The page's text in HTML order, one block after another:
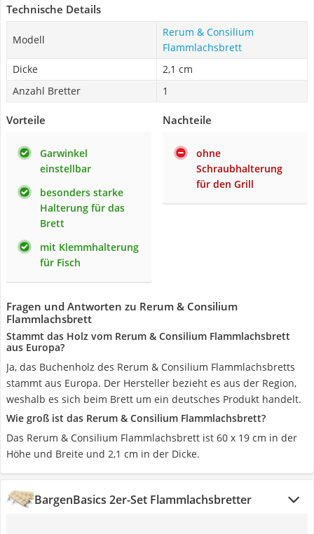
Technische Details
Modell
Rerum & Consilium
Flammlachsbrett
Dicke
2,1 cm
Anzahl Bretter
1
Vorteile
Garwinkel
einstellbar
besonders starke
Halterung für das
Brett
mit Klemmhalterung
für Fisch
Nachteile
ohne
Schraubhalterung
für den Grill
Fragen und Antworten zu Rerum & Consilium
Flammlachsbrett
Stammt das Holz vom Rerum & Consilium Flammlachsbrett
aus Europa?
Ja, das Buchenholz des Rerum & Consilium Flammlachsbretts
stammt aus Europa. Der Hersteller bezieht es aus der Region,
weshalb es sich beim Brett um ein deutsches Produkt handelt.
Wie groß ist das Rerum & Consilium Flammlachsbrett?
Das Rerum & Consilium Flammlachsbrett ist 60 x 19 cm in der
Höhe und Breite und 2,1 cm in der Dicke.
BargenBasics 2er-Set Flammlachsbretter